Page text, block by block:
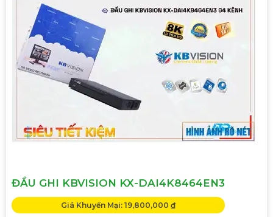
ĐẦU GHI KBVISION KX-DAI4K8464EN3
Giá Khuyến Mại: 19,800,000 ₫